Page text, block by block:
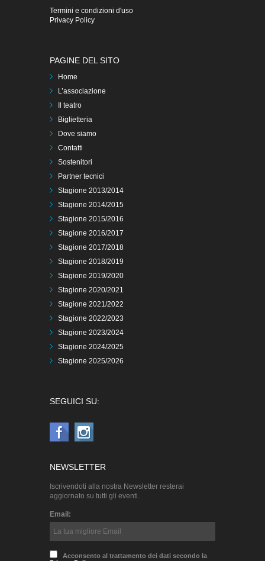
Termini e condizioni d'uso
Privacy Policy
PAGINE DEL SITO
Home
L’associazione
Il teatro
Biglietteria
Dove siamo
Contatti
Sostenitori
Partner tecnici
Stagione 2013/2014
Stagione 2014/2015
Stagione 2015/2016
Stagione 2016/2017
Stagione 2017/2018
Stagione 2018/2019
Stagione 2019/2020
Stagione 2020/2021
Stagione 2021/2022
Stagione 2022/2023
Stagione 2023/2024
Stagione 2024/2025
Stagione 2025/2026
SEGUICI SU:
NEWSLETTER
Iscrivendoti alla nostra Newsletter resterai
aggiornato su tutti gli eventi.
Email:
Acconsento al trattamento dei dati secondo la